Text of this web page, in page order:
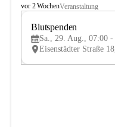
B
e
vor 2 WochenVeranstaltung
Blutspenden
Sa., 29. Aug., 07:00 -